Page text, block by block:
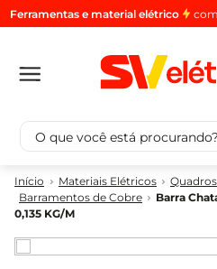
Ferramentas e material elétrico
O que você está
Materiais Elétricos
Barramentos de Cobre
Barra
0,135 KG/M
Termos mais buscados
1º
cabo
2º
luminaria